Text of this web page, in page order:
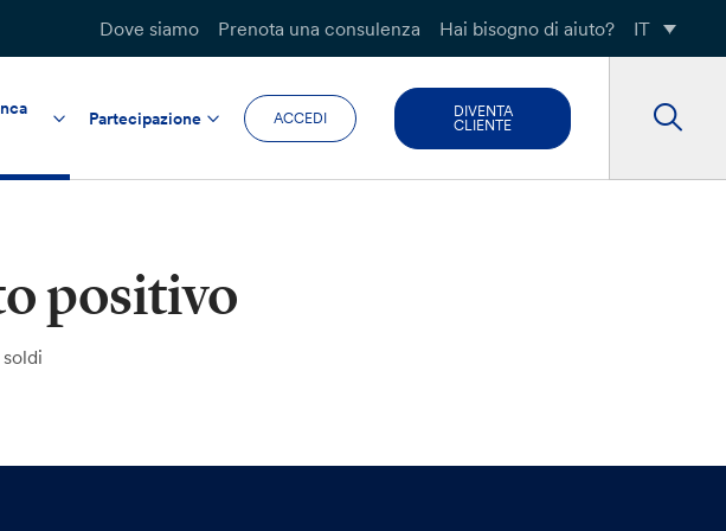
Dove siamo Prenota una consulenza Hai bisogno di aiuto? IT
Partecipazione ACCEDI
DIVENTA
CLIENTE
positivo